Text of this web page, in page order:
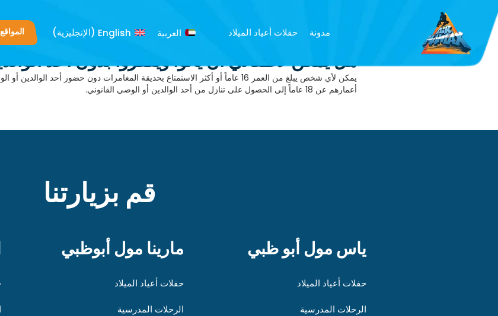
مدونة حفلات أعياد الميلاد العربية English
(الإنجليزية) المواقع
هل يمكن لأطفالي أن يأتوا ويقفزوا بدون أحد
يمكن لأي شخص يبلغ من العمر 16 عاماً أو أكثر الاستمتاع بحديقة المغامرات دون حضور أحد
أعمارهم عن 18 عاماً إلى الحصول على تنازل من أحد الوالدين أو الوصي القانوني.
قم بزيارتنا
ياس مول أبو ظبي
حفلات أعياد الميلاد
الرحلات المدرسية
مارينا مول أبوظبي
حفلات أعياد الميلاد
الرحلات المدرسية